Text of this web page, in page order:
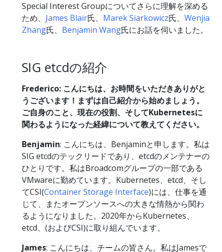
Special Interest Groupについてさらに理解を深める
ため、 James Blair氏、 Marek Siarkowicz氏、 Wenjia
Zhang氏、 Benjamin Wang氏にお話を伺いました。
SIG etcdの紹介
Frederico: こんにちは、お時間をいただきありがと
うございます！まずは自己紹介から始めましょう。
ご自身のこと、現在の役割、そしてKubernetesに
関わるようになった経緯について教えてください。
Benjamin: こんにちは、Benjaminと申します。私は
SIG etcdのテックリードであり、etcdのメンテナーの
ひとりです。私はBroadcomグループの一部である
VMwareに勤めています。Kubernetes、etcd、そし
てCSI(Container Storage Interface)には、仕事を通
じて、またオープンソースへの大きな情熱から関わ
るようになりました。2020年からKubernetes、
etcd、(およびCSI)に取り組んでいます。
James: こんにちは、チームの皆さん。私はJamesで